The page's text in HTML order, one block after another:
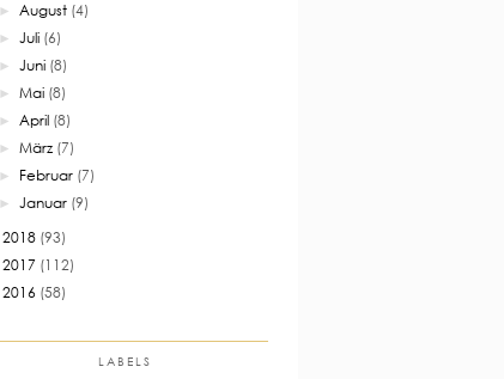
►August (4)
►Juli (6)
►Juni (8)
►Mai (8)
►April (8)
►März (7)
► Februar (7)
►Januar (9)
2018 (93)
2017 (112)
2016 (58)
LABELS